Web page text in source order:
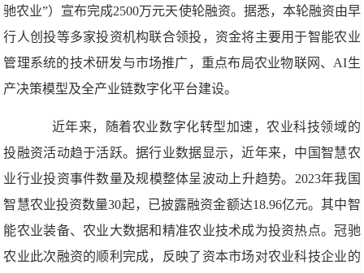
驰农业”）宣布完成2500万元天使轮融资。据悉，本轮融资由早
行人创投等多家投资机构联合领投，资金将主要用于智能农业
管理系统的技术研发与市场推广，重点布局农业物联网、AI生
产决策模型及全产业链数字化平台建设。
近年来，随着农业数字化转型加速，农业科技领域的
投融资活动趋于活跃。据行业数据显示，近年来，中国智慧农
业行业投资事件数量及规模整体呈波动上升趋势。2023年我国
智慧农业投资数量30起，已披露融资金额达18.96亿元。其中智
能农业装备、农业大数据和精准农业技术成为投资热点。冠驰
农业此次融资的顺利完成，反映了资本市场对农业科技企业的